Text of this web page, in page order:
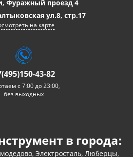
Фуражный проезд 4
ул.8, стр.17
на карте
43-82
с 7:00 до 23:00,
без выходных
в города:
Электросталь, Люберцы,